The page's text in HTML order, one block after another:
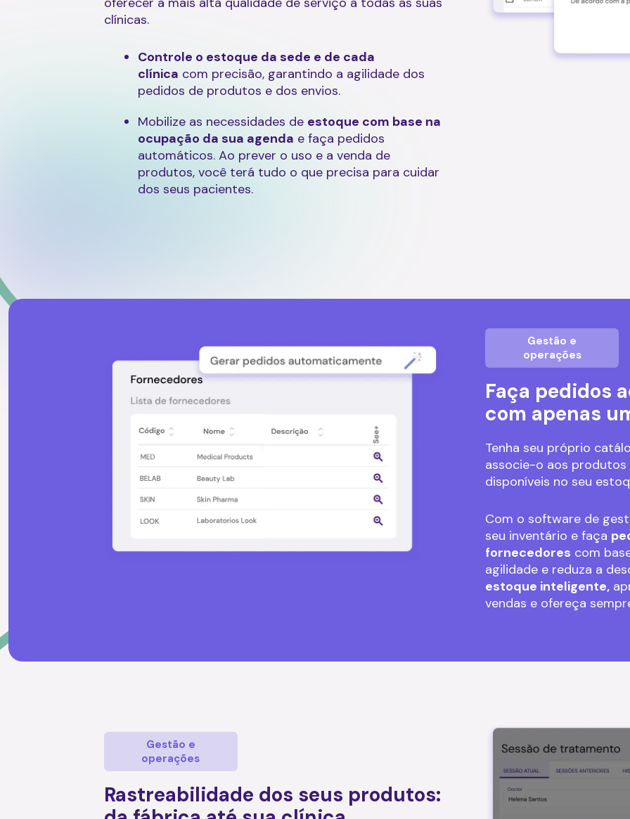
clínicas.
Controle o estoque da sede e de cada
clínica com precisão, garantindo a agilidade dos
pedidos de produtos e dos envios.
Mobilize as necessidades de estoque com base na
ocupação da sua agenda e faça pedidos
automáticos. Ao prever o uso e a venda de
produtos, você terá tudo o que precisa para cuidar
dos seus pacientes.
Gestão e
operações
Faça pedidos
com apenas
Tenha seu próprio
associe-o aos
disponíveis no seu
Com o software de
seu inventário e faça
fornecedores com
agilidade e reduza a
estoque inteligente,
vendas e ofereça
Gestão e
operações
Rastreabilidade dos seus produtos: